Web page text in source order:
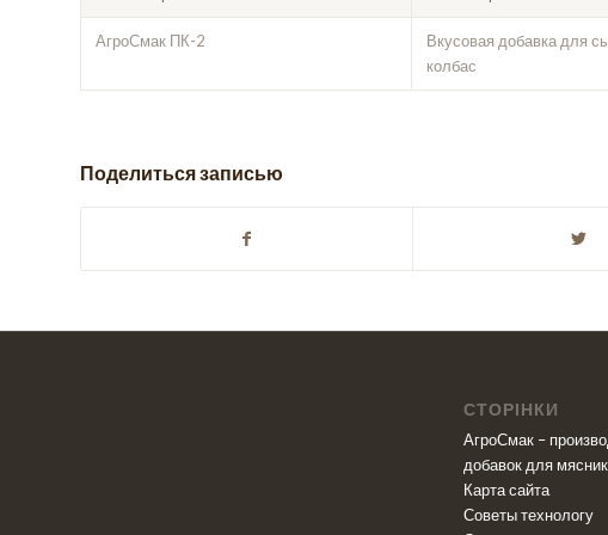
АгроСмак ПК-2
Вкусовая добавка для
колбас
Поделиться записью
СТОРІНКИ
АгроСмак –
добавок для
Карта сайта
Советы технологу